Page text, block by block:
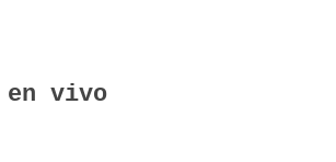
en vivo